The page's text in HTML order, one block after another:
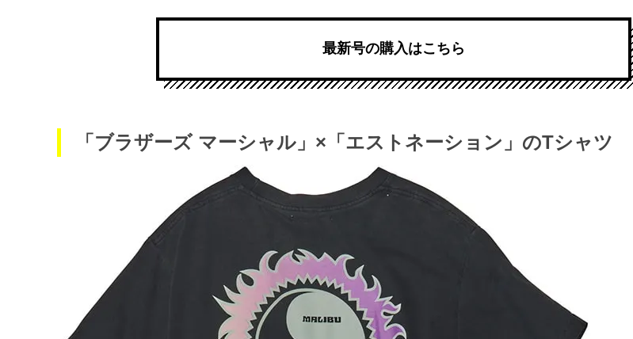
最新号の購入はこちら
「ブラザーズ マーシャル」×「エストネーション」のTシャツ